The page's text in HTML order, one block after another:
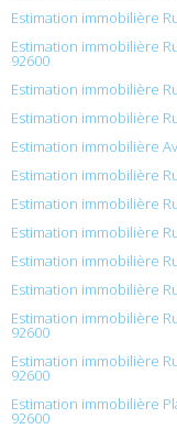
Estimation immobilière
Estimation immobilière
92600
Estimation immobilière
Estimation immobilière
Estimation immobilière
Estimation immobilière
Estimation immobilière
Estimation immobilière
Estimation immobilière
Estimation immobilière
Estimation immobilière
92600
Estimation immobilière
92600
Estimation immobilière
92600